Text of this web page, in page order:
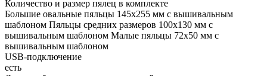
Количество и размер пялец в комплекте
Большие овальные пяльцы 145х255 мм с вышивальным
шаблоном Пяльцы средних размеров 100х130 мм с
вышивальным шаблоном Малые пяльцы 72х50 мм с
вышивальным шаблоном
USB-подключение
есть